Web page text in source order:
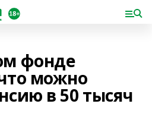
фонде
можно
в 50 тысяч